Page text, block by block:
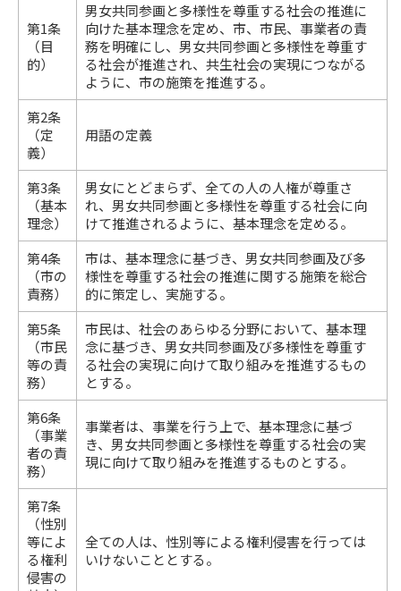
第1条
（目
的）
男女共同参画と多様性を尊重する社会の推進に
向けた基本理念を定め、市、市民、事業者の責
務を明確にし、男女共同参画と多様性を尊重す
る社会が推進され、共生社会の実現につながる
ように、市の施策を推進する。
第2条
（定
義）
用語の定義
第3条
（基本
理念）
男女にとどまらず、全ての人の人権が尊重さ
れ、男女共同参画と多様性を尊重する社会に向
けて推進されるように、基本理念を定める。
第4条
（市の
責務）
市は、基本理念に基づき、男女共同参画及び多
様性を尊重する社会の推進に関する施策を総合
的に策定し、実施する。
第5条
（市民
等の責
務）
市民は、社会のあらゆる分野において、基本理
念に基づき、男女共同参画及び多様性を尊重す
る社会の実現に向けて取り組みを推進するもの
とする。
第6条
（事業
者の責
務）
事業者は、事業を行う上で、基本理念に基づ
き、男女共同参画と多様性を尊重する社会の実
現に向けて取り組みを推進するものとする。
第7条
（性別
等によ
る権利
侵害の
全ての人は、性別等による権利侵害を行っては
いけないこととする。